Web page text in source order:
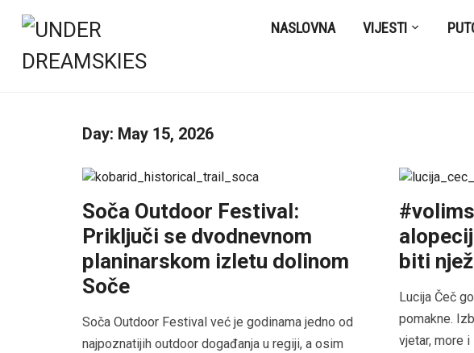
NASLOVNA VIJESTI
Day: May 15, 2026
Soča Outdoor Festival:
Priključi se dvodnevnom
planinarskom izletu dolinom
Soče
Soča Outdoor Festival već je godinama jedno od
najpoznatijih outdoor događanja u regiji, a osim
biti
Lucija Čeč
pomakne.
vjetar, more